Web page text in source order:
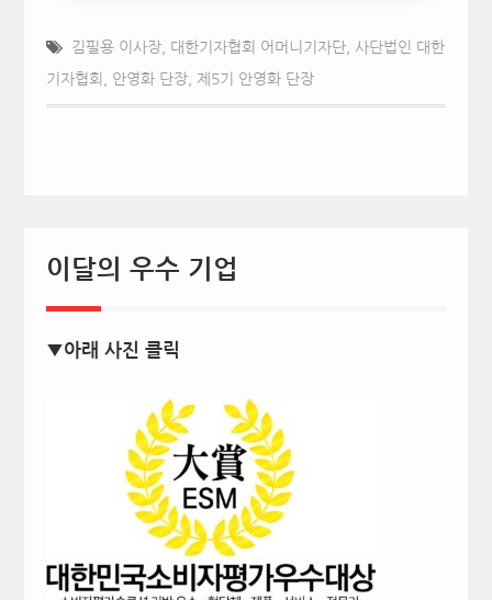
김필용 이사장, 대한기자협회 어머니기자단, 사단법인 대한
기자협회 안영화 단장, 제5기 안영화 단장
이달의 우수 기업
▼아래 사진 클릭